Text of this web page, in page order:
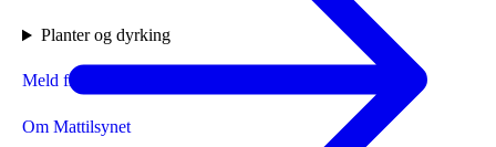
Planter og dyrking
Meld fra til Mattilsynet
Om Mattilsynet